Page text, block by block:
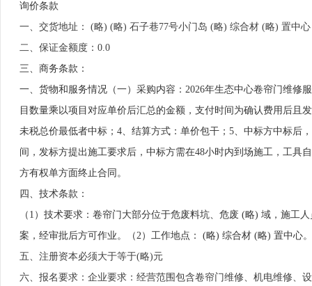
询价条款
一、交货地址： (略) (略) 石子巷77号小门岛 (略) 综合材 (略) 置中心
二、保证金额度：0.0
三、商务条款：
一、货物和服务情况（一）采购内容：2026年生态中心卷帘门维修
目数量乘以项目对应单价后汇总的金额，支付时间为确认费用后且
未税总价最低者中标；4、结算方式：单价包干；5、中标方中标后
间，发标方提出施工要求后，中标方需在48小时内到场施工，工具
方有权单方面终止合同。
四、技术条款：
（1）技术要求：卷帘门大部分位于危废料坑、危废 (略) 域，施工
案，经审批后方可作业。（2）工作地点： (略) 综合材 (略) 置中心。
五、注册资本必须大于等于(略)元
六、报名要求：企业要求：经营范围包含卷帘门维修、机电维修、